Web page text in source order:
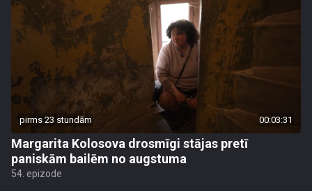
pirms 23 stundām 00:03:31
Margarita Kolosova drosmīgi stājas pretī
paniskām bailēm no augstuma
54. epizode